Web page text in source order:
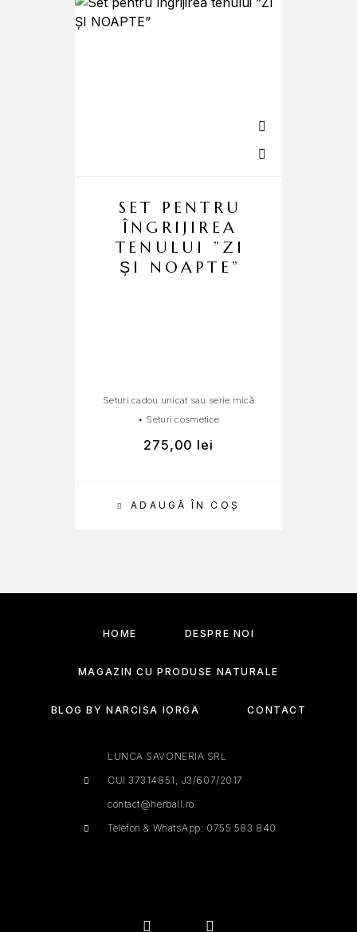
ADAUGĂ ÎN COȘ
SET PENTRU
ÎNGRIJIREA
TENULUI ”ZI
ȘI NOAPTE”
Seturi cadou unicat sau serie mică
• Seturi cosmetice
275,00 lei
HOME DESPRE NOI
MAGAZIN CU PRODUSE NATURALE
BLOG BY NARCISA IORGA CONTACT
LUNCA SAVONERIA SRL
CUI 37314851, J3/607/2017
contact@herball.ro
Telefon & WhatsApp: 0755 583 840